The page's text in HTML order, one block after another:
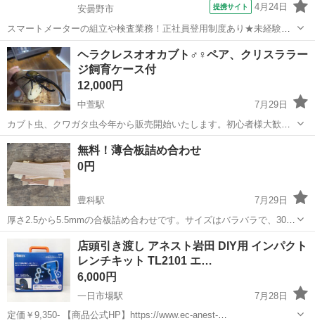
安曇野市
提携サイト 4月24日
スマートメーターの組立や検査業務！正社員登用制度あり★未経験・
初心者活躍中★20代～50代まで若手/ベテラン問わず活躍中！備品付き
1R寮完備＆赴任旅費会社負担★年間休日124日！マイカー通勤OK！
《長野県安曇野市》 人気の...
長野 安曇野市 その他
ヘラクレスオオカブト♂♀ペア、クリスララー
ジ飼育ケース付
12,000円
中萱駅
7月29日
カブト虫、クワガタ虫今年から販売開始いたします。初心者様大歓迎
🫡 かじゅFamilyです。去年までYouTubeやX等でプレ企画等行ってき
ました😁 今回は食事を始めた♂♀ペア サイズは♂145あります。優良血
統CBF1になり...
長野 安曇野市 中萱駅 その他
無料！薄合板詰め合わせ
0円
豊科駅
7月29日
厚さ2.5から5.5mmの合板詰め合わせです。サイズはバラバラで、300-
700mm程度となります。表面もバラバラで、シナ、白ポリ、突板、ラ
ワンなどとなります。数は、20枚程度となります。まとめて引き取っ
て頂ける方を探してお...
安曇野市 豊科駅 その他 合板
店頭引き渡し アネスト岩田 DIY用 インパクト
レンチキット TL2101 エ…
6,000円
一日市場駅
7月28日
定価￥9,350- 【商品公式HP】https://www.ec-anest-